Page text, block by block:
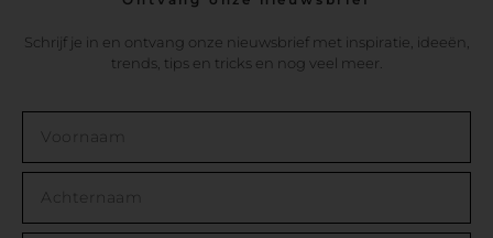
Schrijf je in en ontvang onze nieuwsbrief met inspiratie, ideeën,
trends, tips en tricks en nog veel meer.